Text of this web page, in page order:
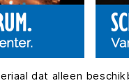
dat alleen